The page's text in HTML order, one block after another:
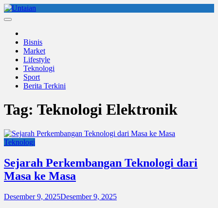
Skip
to
Bisnis
Market
Lifestyle
Teknologi
Sport
Berita Terkini
Tag: Teknologi Elektronik
Teknologi
Sejarah Perkembangan Teknologi dari
Masa ke Masa
Desember 9, 2025Desember 9, 2025